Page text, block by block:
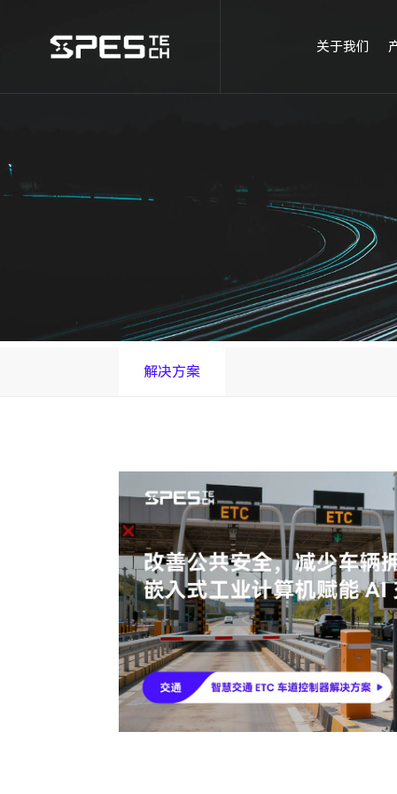
关于我们
解决方案